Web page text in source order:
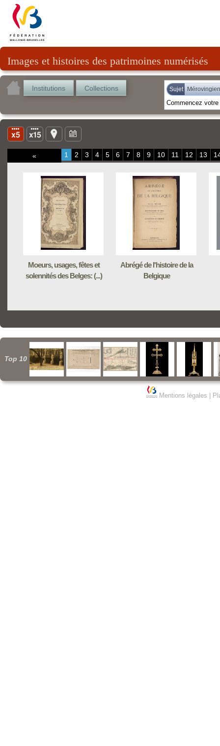
Images et histoires des patrimoines numérisés
Institutions Collections Sujet
« 1 2 3 4 5 6 7 8 9 10 11 12 13
Moeurs, usages, fêtes et
solennités des Belges: (...)
Abrégé de l'histoire de la
Belgique
Top 10
Mentions légales